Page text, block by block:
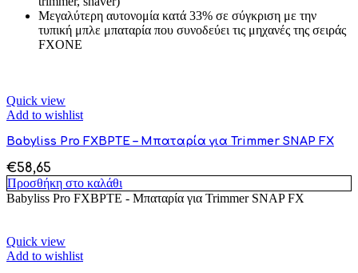
Μεγαλύτερη αυτονομία κατά 33% σε σύγκριση με την
τυπική μπλε μπαταρία που συνοδεύει τις μηχανές της σειράς
FXONE
Quick view
Add to wishlist
Babyliss Pro FXBPTE – Μπαταρία για Trimmer SNAP FX
€58,65
Προσθήκη στο καλάθι
Babyliss Pro FXBPTE - Μπαταρία για Trimmer SNAP FX
Quick view
Add to wishlist